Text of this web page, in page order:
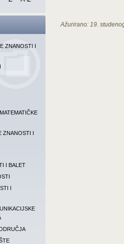
ZNANOSTI I
ZNANOSTI I
I BALET
I
Ažurirano: 19.